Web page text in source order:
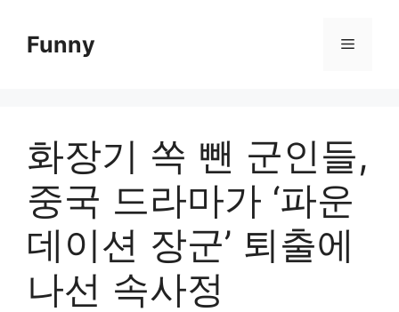
contentFunny Menu
화장기 쏙 뺀 군인들,
중국 드라마가 ‘파운
데이션 장군’ 퇴출에
나선 속사정